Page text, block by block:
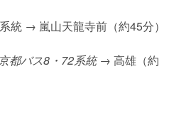
統 → 嵐山天龍寺前（約45分）
京都バス8・72系統→ 高雄（約